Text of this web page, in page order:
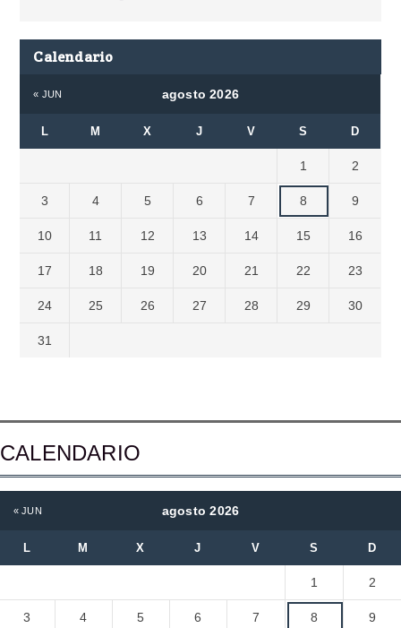
Calendario
agosto 2026
L M X J V S D
« JUN
1 2
3 4 5 6 7 8 9
10 11 12 13 14 15 16
17 18 19 20 21 22 23
24 25 26 27 28 29 30
31
CALENDARIO
agosto 2026
L M X J V S D
« JUN
1 2
3 4 5 6 7 8 9